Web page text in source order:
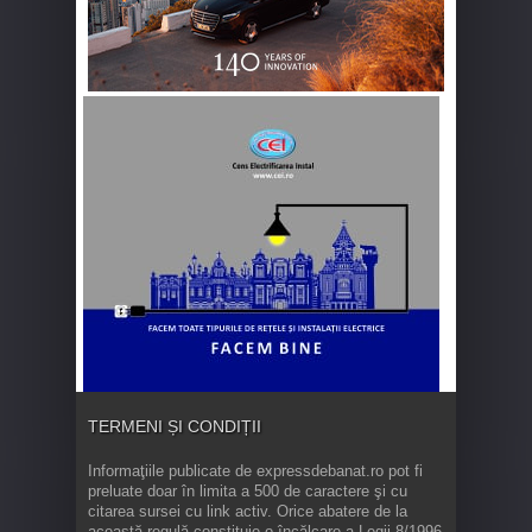
TERMENI ȘI CONDIȚII
Informaţiile publicate de expressdebanat.ro pot fi
preluate doar în limita a 500 de caractere şi cu
citarea sursei cu link activ. Orice abatere de la